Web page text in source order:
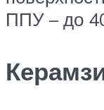
ППУ – до